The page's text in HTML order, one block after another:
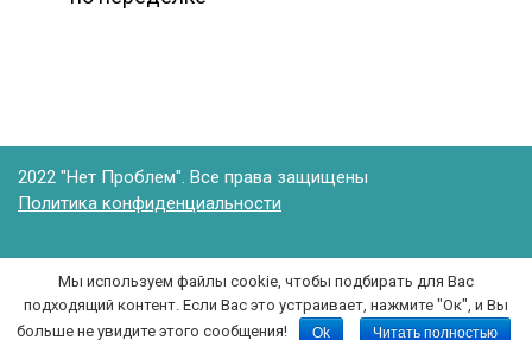
2022 "Нет Проблем". Все права защищены
Политика конфиденциальности
Все права на текст и графические изображения принадлежат их
авторам. Копирование статьи с этого сайта или ее части возможно
только при указании открытой для индексирования ссылка на данную
Мы используем файлы cookie, чтобы подбирать для Вас
подходящий контент. Если Вас это устраивает, нажмите "Ок", и Вы
больше не увидите этого сообщения!
Ok Читать полностью